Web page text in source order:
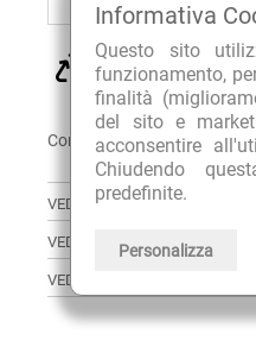
Informativa
Questo sito
funzionamento,
finalità
del sito e
acconsentire
Chiudendo
predefinite.
Personalizza
CURA PER
solo imballaggi riciclati
Condividi:
VEDI ANCHE: Creme corpo e
VEDI TUTTI I PRODOTTI:
VEDI TUTTI I PRODOTTI